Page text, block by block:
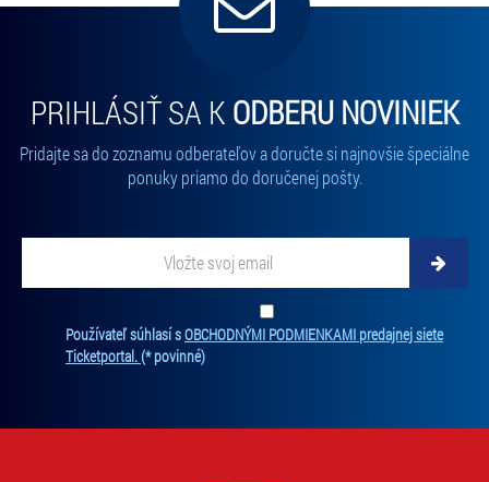
PRIHLÁSIŤ SA K ODBERU NOVINIEK
Pridajte sa do zoznamu odberateľov a doručte si najnovšie špeciálne
ponuky priamo do doručenej pošty.
Používateľ súhlasí sOBCHODNÝMI PODMIENKAMI predajnej siete
Ticketportal.(* povinné)